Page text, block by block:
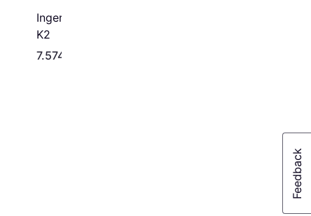
Ingersoll Rand W5111EU-
K2
7.574 kr.